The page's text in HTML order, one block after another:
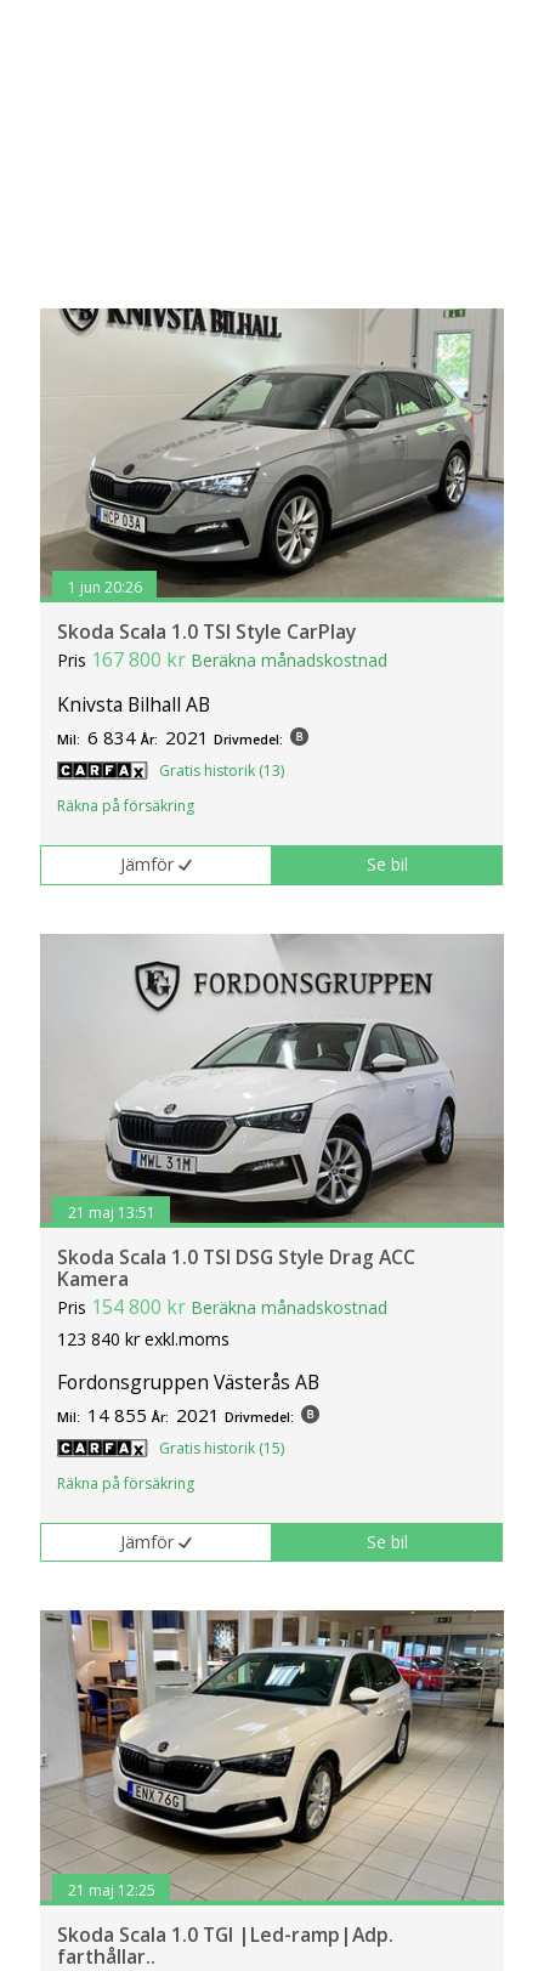
1 jun 20:26
Skoda Scala 1.0 TSI Style CarPlay
Pris 167 800 kr Beräkna månadskostnad
Knivsta Bilhall AB
Mil: 6 834 År: 2021 Drivmedel:
Gratis historik (13)
Räkna på försäkring
Jämför Se bil
21 maj 13:51
Skoda Scala 1.0 TSI DSG Style Drag ACC
Kamera
Pris 154 800 kr Beräkna månadskostnad
123 840 kr exkl.moms
Fordonsgruppen Västerås AB
Mil: 14 855 År: 2021 Drivmedel:
Gratis historik (15)
Räkna på försäkring
Jämför Se bil
21 maj 12:25
Skoda Scala 1.0 TGI |Led-ramp|Adp.
farthållar..